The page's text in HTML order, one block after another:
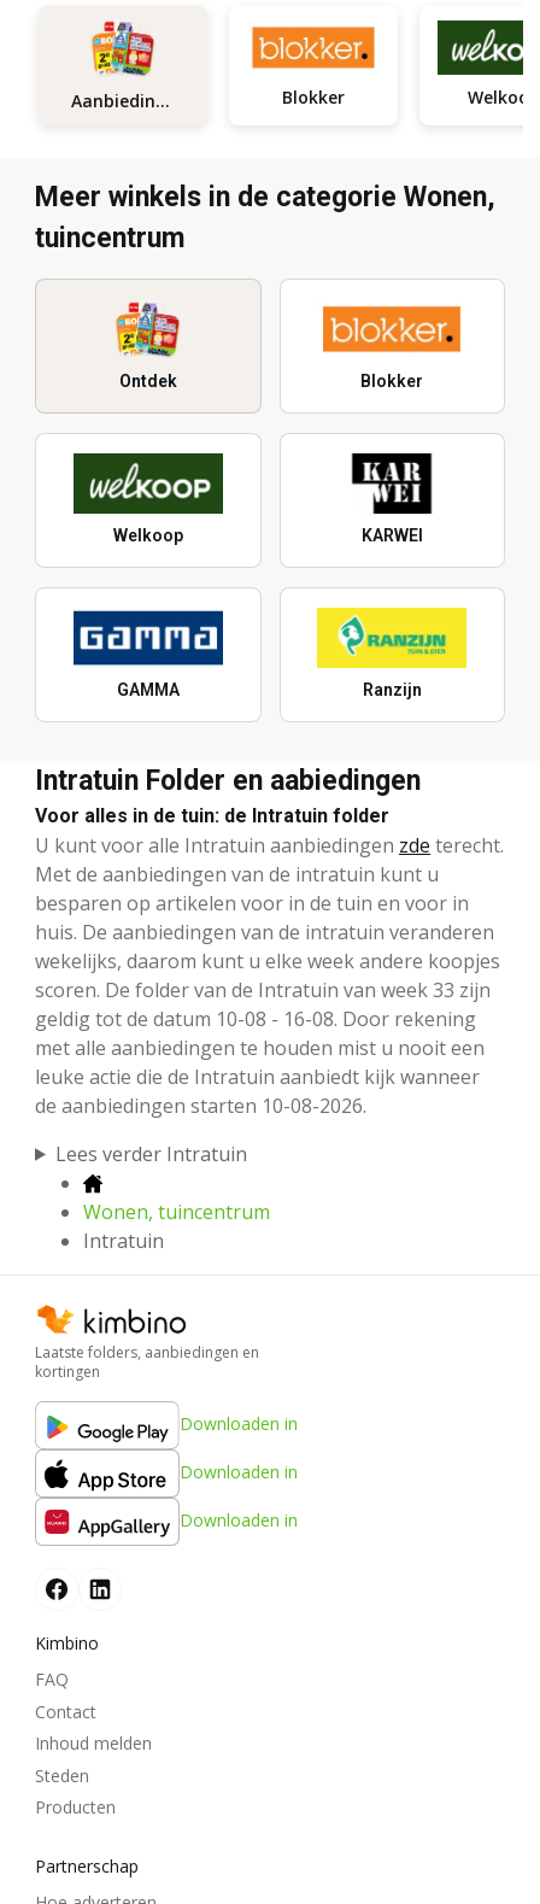
Aanbiedingen Blokker Welkoop
Meer winkels in de categorie Wonen,
tuincentrum
Ontdek Blokker
Welkoop KARWEI
GAMMA Ranzijn
Intratuin Folder en aabiedingen
Voor alles in de tuin: de Intratuin folder
U kunt voor alle Intratuin aanbiedingen zde terecht.
Met de aanbiedingen van de intratuin kunt u
besparen op artikelen voor in de tuin en voor in
huis. De aanbiedingen van de intratuin veranderen
wekelijks, daarom kunt u elke week andere koopjes
scoren. De folder van de Intratuin van week 33 zijn
geldig tot de datum 10-08 - 16-08. Door rekening
met alle aanbiedingen te houden mist u nooit een
leuke actie die de Intratuin aanbiedt kijk wanneer
de aanbiedingen starten 10-08-2026.
Lees verder Intratuin
Wonen, tuincentrum
Intratuin
Laatste folders, aanbiedingen en
kortingen
Downloaden in
Downloaden in
Downloaden in
Kimbino
FAQ
Contact
Inhoud melden
Steden
Producten
Partnerschap